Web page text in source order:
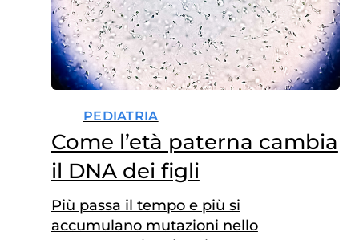
PEDIATRIA
Come l’età paterna cambia
il DNA dei figli
Più passa il tempo e più si
accumulano mutazioni nello